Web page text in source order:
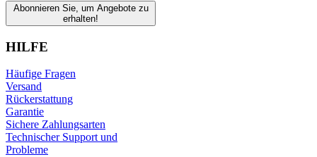
Abonnieren Sie, um Angebote zu
erhalten!
HILFE
Häufige Fragen
Versand
Rückerstattung
Garantie
Sichere Zahlungsarten
Technischer Support und
Probleme